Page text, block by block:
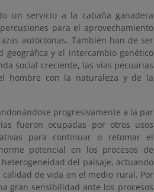
un servicio a la cabaña ganadera
para el aprovechamiento
autóctonas. También han de ser
geográfica y el intercambio genético
social creciente, las vías pecuarias
hombre con la naturaleza y de la
progresivamente a la par
fueron ocupadas por otros usos
para continuar o retomar el
potencial en los procesos de
del paisaje, actuando
de vida en el medio rural. Por
gran sensibilidad ante los procesos